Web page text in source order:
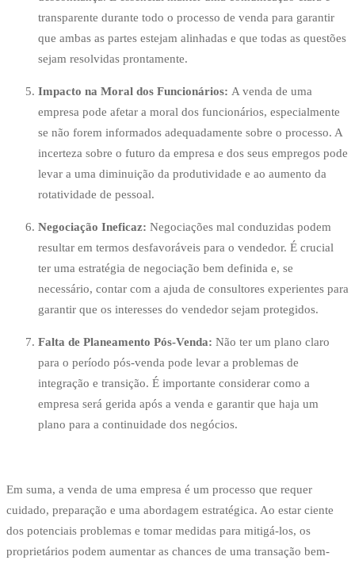
transparente durante todo o processo de venda para garantir
que ambas as partes estejam alinhadas e que todas as questões
sejam resolvidas prontamente.
Impacto na Moral dos Funcionários: A venda de uma
empresa pode afetar a moral dos funcionários, especialmente
se não forem informados adequadamente sobre o processo. A
incerteza sobre o futuro da empresa e dos seus empregos pode
levar a uma diminuição da produtividade e ao aumento da
rotatividade de pessoal.
Negociação Ineficaz: Negociações mal conduzidas podem
resultar em termos desfavoráveis para o vendedor. É crucial
ter uma estratégia de negociação bem definida e, se
necessário, contar com a ajuda de consultores experientes para
garantir que os interesses do vendedor sejam protegidos.
Falta de Planeamento Pós-Venda: Não ter um plano claro
para o período pós-venda pode levar a problemas de
integração e transição. É importante considerar como a
empresa será gerida após a venda e garantir que haja um
plano para a continuidade dos negócios.
Em suma, a venda de uma empresa é um processo que requer
cuidado, preparação e uma abordagem estratégica. Ao estar ciente
dos potenciais problemas e tomar medidas para mitigá-los, os
proprietários podem aumentar as chances de uma transação bem-